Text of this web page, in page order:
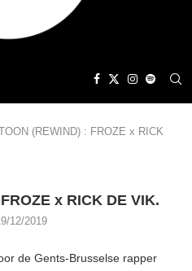
(REWIND) : FROZE x RICK
x RICK DE VIK.
12/2019
de Gents-Brusselse rapper